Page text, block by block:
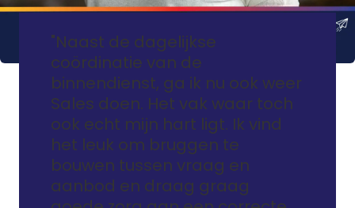
"Naast de dagelijkse
coördinatie van de
binnendienst, ga ik nu ook weer
Sales doen. Het vak waar toch
ook echt mijn hart ligt. Ik vind
het leuk om bruggen te
bouwen tussen vraag en
aanbod en draag graag